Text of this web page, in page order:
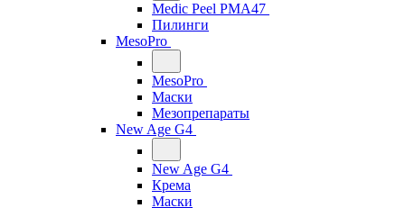
Medic Peel PMA47
Пилинги
MesoPro
MesoPro
Маски
Мезопрепараты
New Age G4
New Age G4
Крема
Маски